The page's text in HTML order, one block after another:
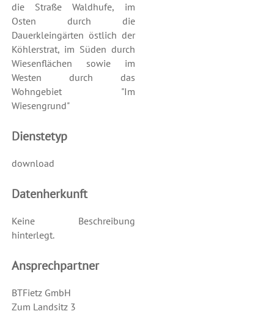
die Straße Waldhufe, im
Osten durch die
Dauerkleingärten östlich der
Köhlerstrat, im Süden durch
Wiesenflächen sowie im
Westen durch das
Wohngebiet "Im
Wiesengrund"
Dienstetyp
download
Datenherkunft
Keine Beschreibung
hinterlegt.
Ansprechpartner
BTFietz GmbH
Zum Landsitz 3